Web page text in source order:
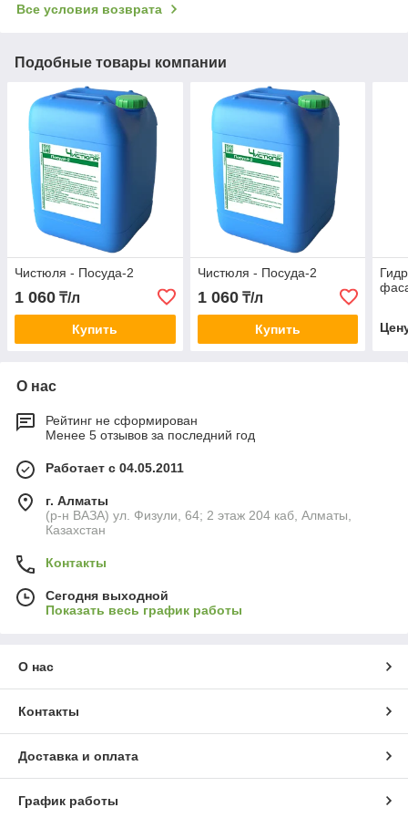
Все условия возврата
Подобные товары компании
Чистюля - Посуда-2
1 060 ₸/л
Купить
Чистюля - Посуда-2
1 060₸/л
Купить
О нас
Рейтинг не сформирован
Менее 5 отзывов за последний год
Работает с 04.05.2011
г. Алматы
(р-н ВАЗА) ул. Физули, 64; 2 этаж 204 каб, Алматы,
Казахстан
Контакты
Сегодня выходной
Показать весь график работы
О нас
Контакты
Доставка и оплата
График работы